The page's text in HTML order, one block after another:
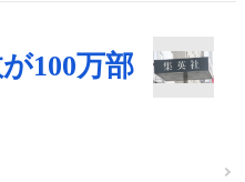
100万部